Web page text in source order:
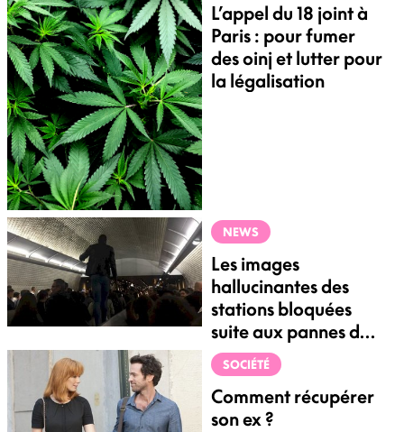
L’appel du 18 joint à
Paris : pour fumer
des oinj et lutter pour
la légalisation
NEWS
Les images
hallucinantes des
stations bloquées
suite aux pannes de
RER
SOCIÉTÉ
Comment récupérer
son ex ?